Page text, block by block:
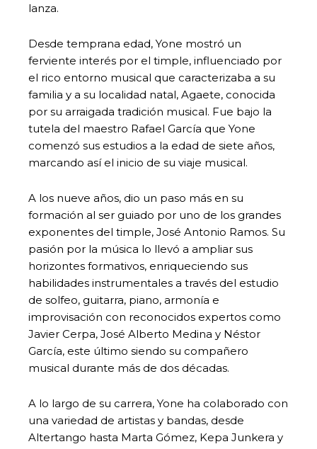
lanza.
Desde temprana edad, Yone mostró un
ferviente interés por el timple, influenciado por
el rico entorno musical que caracterizaba a su
familia y a su localidad natal, Agaete, conocida
por su arraigada tradición musical. Fue bajo la
tutela del maestro Rafael García que Yone
comenzó sus estudios a la edad de siete años,
marcando así el inicio de su viaje musical.
A los nueve años, dio un paso más en su
formación al ser guiado por uno de los grandes
exponentes del timple, José Antonio Ramos. Su
pasión por la música lo llevó a ampliar sus
horizontes formativos, enriqueciendo sus
habilidades instrumentales a través del estudio
de solfeo, guitarra, piano, armonía e
improvisación con reconocidos expertos como
Javier Cerpa, José Alberto Medina y Néstor
García, este último siendo su compañero
musical durante más de dos décadas.
A lo largo de su carrera, Yone ha colaborado con
una variedad de artistas y bandas, desde
Altertango hasta Marta Gómez, Kepa Junkera y